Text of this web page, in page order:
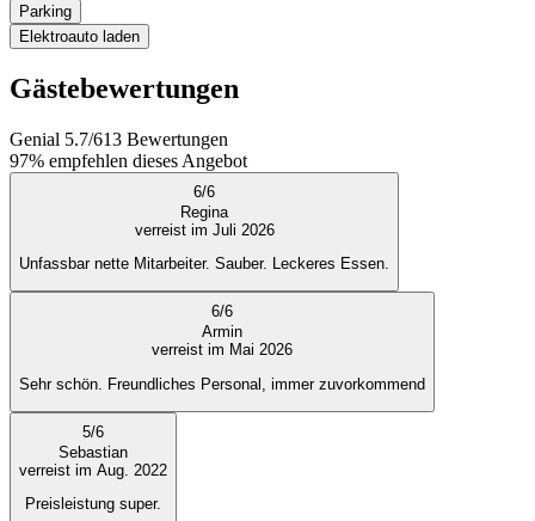
Parking
Elektroauto laden
Gästebewertungen
Genial 5.7/613 Bewertungen
97% empfehlen dieses Angebot
6/6
Regina
verreist im Juli 2026
Unfassbar nette Mitarbeiter. Sauber. Leckeres Essen.
6/6
Armin
verreist im Mai 2026
Sehr schön. Freundliches Personal, immer zuvorkommend
5/6
Sebastian
verreist im Aug. 2022
Preisleistung super.